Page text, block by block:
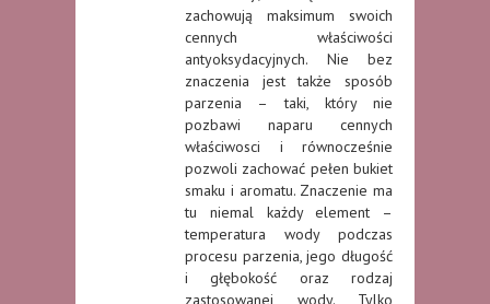
zachowują maksimum swoich
cennych właściwości
antyoksydacyjnych. Nie bez
znaczenia jest także sposób
parzenia – taki, który nie
pozbawi naparu cennych
właściwosci i równocześnie
pozwoli zachować pełen bukiet
smaku i aromatu. Znaczenie ma
tu niemal każdy element –
temperatura wody podczas
procesu parzenia, jego długość
i głębokość oraz rodzaj
zastosowanej wody. Tylko